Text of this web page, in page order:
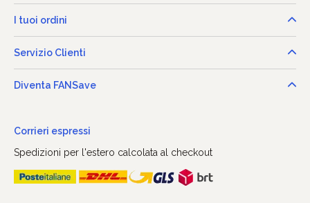
I tuoi ordini
Servizio Clienti
Diventa FANSave
Corrieri espressi
Spedizioni per l'estero calcolata al checkout